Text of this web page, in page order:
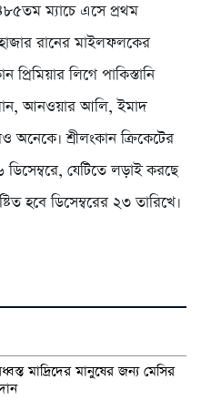
ম্যাচে এসে প্রথম
হাজার রানের মাইলফলকের
লিগে পাকিস্তানি
আনওয়ার আলি, ইমাদ
শ্রীলংকান ক্রিকেটের
ডিসেম্বরে, যেটিতে লড়াই করছে
হবে ডিসেম্বরের ২৩ তারিখে।
মাদ্রিদের মানুষের জন্য মেসির